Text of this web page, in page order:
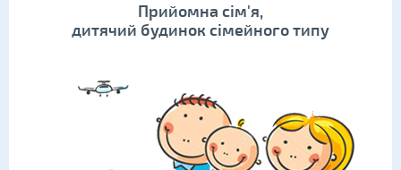
Прийомна сім'я,
дитячий будинок сімейного типу